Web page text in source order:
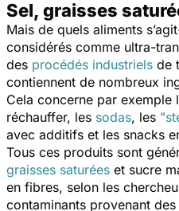
Sel, graisses
Mais de quels aliments
considérés comme ultra-
des procédés industriels de
contiennent de nombreux
Cela concerne par exemple
réchauffer, les sodas, les
avec additifs et les snacks
Tous ces produits sont
graisses saturées et sucre
en fibres, selon les
contaminants provenant